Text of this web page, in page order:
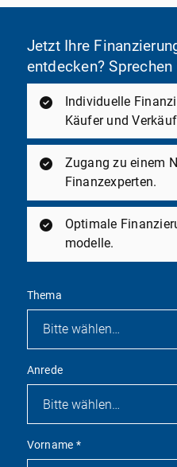
Jetzt Ihre
entdecken? Sprechen
Individuelle
Käufer und
Zugang zu einem
Finanzexperten.
Optimale
modelle.
Thema
Anrede
Vorname *